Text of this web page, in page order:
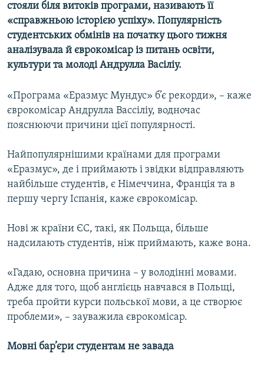
Усі сайти RFE/RL
стояли біля витоків програми, називають її
«справжньою історією успіху». Популярність
студентських обмінів на початку цього тижня
аналізувала й єврокомісар із питань освіти,
культури та молоді Андрулла Васіліу.
«Програма «Еразмус Мундус» б’є рекорди», – каже
єврокомісар Андрулла Вассіліу, водночас
пояснюючи причини цієї популярності.
Найпопулярнішими країнами для програми
«Еразмус», де і приймають і звідки відправляють
найбільше студентів, є Німеччина, Франція та в
першу чергу Іспанія, каже єврокомісар.
Нові ж країни ЄС, такі, як Польща, більше
надсилають студентів, ніж приймають, каже вона.
«Гадаю, основна причина – у володінні мовами.
Адже для того, щоб англієць навчався в Польщі,
треба пройти курси польської мови, а це створює
проблеми», – зауважила єврокомісар.
Мовні бар’єри студентам не завада